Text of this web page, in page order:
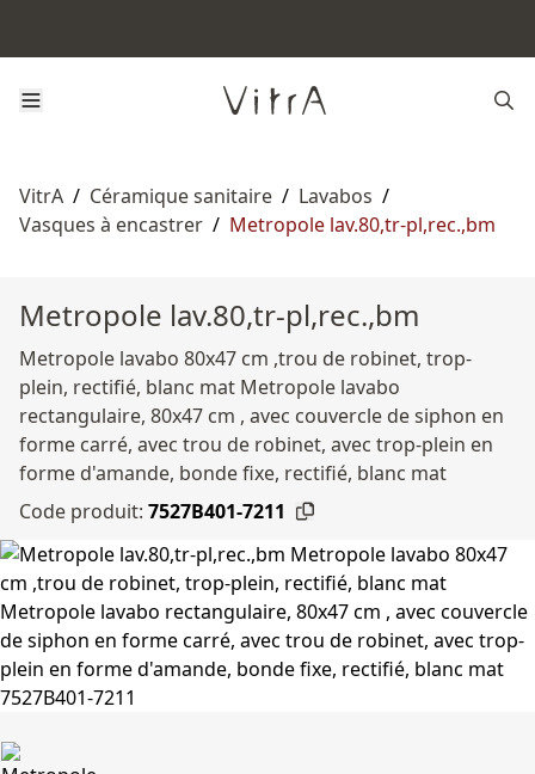
VitrA / Céramique sanitaire / Lavabos /
Vasques à encastrer / Metropole lav.80,tr-pl,rec.,bm
Metropole lav.80,tr-pl,rec.,bm
Metropole lavabo 80x47 cm ,trou de robinet, trop-
plein, rectifié, blanc mat Metropole lavabo
rectangulaire, 80x47 cm , avec couvercle de siphon en
forme carré, avec trou de robinet, avec trop-plein en
forme d'amande, bonde fixe, rectifié, blanc mat
Code produit: 7527B401-7211